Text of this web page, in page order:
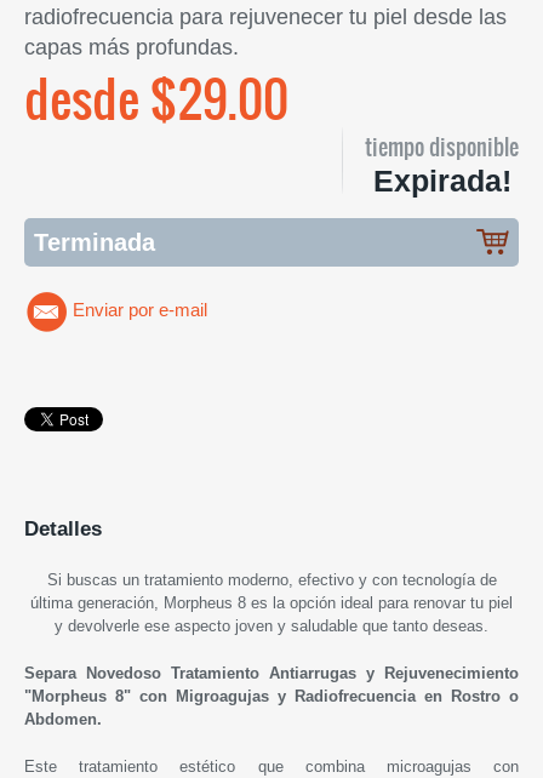
radiofrecuencia para rejuvenecer tu piel desde las
capas más profundas.
desde $29.00
tiempo disponible
Expirada!
Terminada
Enviar por e-mail
Detalles
Si buscas un tratamiento moderno, efectivo y con tecnología de
última generación, Morpheus 8 es la opción ideal para renovar tu piel
y devolverle ese aspecto joven y saludable que tanto deseas.
Separa Novedoso Tratamiento Antiarrugas y Rejuvenecimiento
"Morpheus 8" con Migroagujas y Radiofrecuencia en Rostro o
Abdomen.
Este tratamiento estético que combina microagujas con